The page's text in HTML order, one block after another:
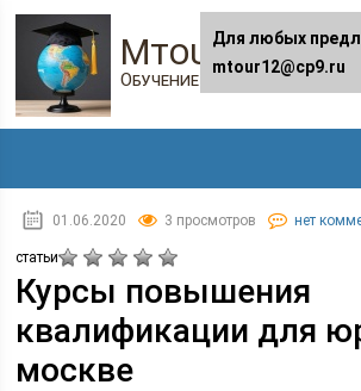
Mtour12.ru
Обучение в онлайне
01.06.2020 3 просмотров нет
статьи
Курсы повышения
квалификации для
москве
Для любых
mtour12@cp9.ru